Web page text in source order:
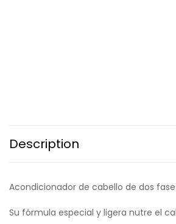
Description
Acondicionador de cabello de dos
Su fórmula especial y ligera nutre el